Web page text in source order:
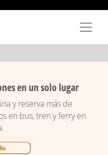
en un solo lugar
y reserva más de
en bus, tren y ferry en